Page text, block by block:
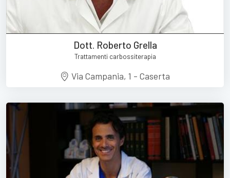
Dott. Roberto Grella
Trattamenti carbossiterapia
Via Campania, 1 - Caserta